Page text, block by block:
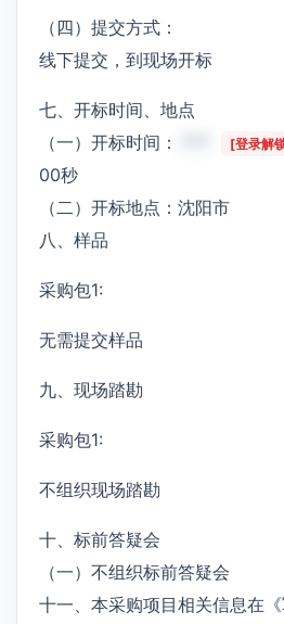
（四）提交方式：
线下提交，到现场开标
七、开标时间、地点
（一）开标时间：
[登录解
00秒
（二）开标地点：沈阳市
八、样品
采购包1:
无需提交样品
九、现场踏勘
采购包1:
不组织现场踏勘
十、标前答疑会
（一）不组织标前答疑会
十一、本采购项目相关信息在